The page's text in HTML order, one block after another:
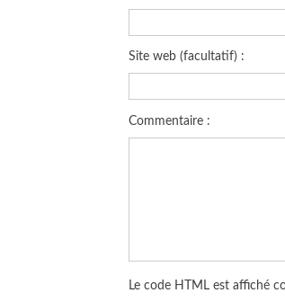
Site web (facultatif) :
Commentaire :
Le code HTML est affiché